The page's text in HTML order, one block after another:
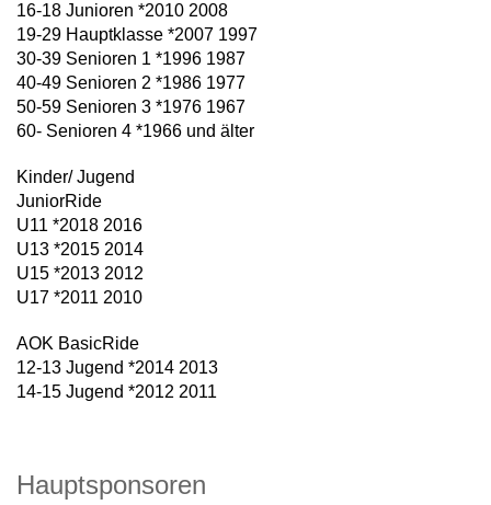
16-18 Junioren *2010 2008
19-29 Hauptklasse *2007 1997
30-39 Senioren 1 *1996 1987
40-49 Senioren 2 *1986 1977
50-59 Senioren 3 *1976 1967
60- Senioren 4 *1966 und älter
Kinder/ Jugend
JuniorRide
U11 *2018 2016
U13 *2015 2014
U15 *2013 2012
U17 *2011 2010
AOK BasicRide
12-13 Jugend *2014 2013
14-15 Jugend *2012 2011
Hauptsponsoren